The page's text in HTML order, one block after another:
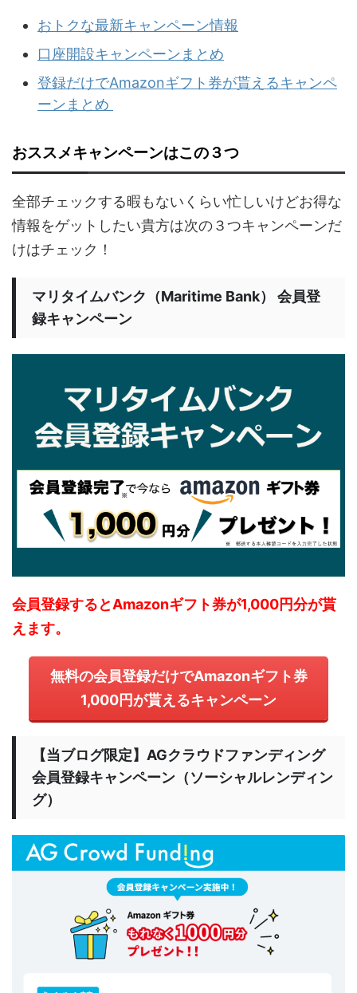
おトクな最新キャンペーン情報
口座開設キャンペーンまとめ
登録だけでAmazonギフト券が貰えるキャンペ
ーンまとめ
おススメキャンペーンはこの３つ
全部チェックする暇もないくらい忙しいけどお得な
情報をゲットしたい貴方は次の３つキャンペーンだ
けはチェック！
マリタイムバンク（Maritime Bank） 会員登
録キャンペーン
会員登録するとAmazonギフト券が1,000円分が貰
えます。
無料の会員登録だけでAmazonギフト券
1,000円が貰えるキャンペーン
【当ブログ限定】AGクラウドファンディング
会員登録キャンペーン（ソーシャルレンディン
グ）